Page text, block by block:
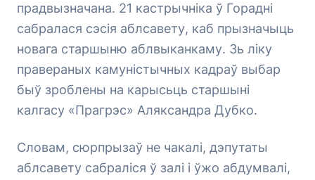
прадвызначана. 21 кастрычніка ў Горадні
сабралася сэсія аблсавету, каб прызначыць
новага старшыню аблвыканкаму. Зь ліку
правераных камуністычных кадраў выбар
быў зроблены на карысьць старшыні
калгасу «Прагрэс» Аляксандра Дубко.
Словам, сюрпрызаў не чакалі, дэпутаты
аблсавету сабраліся ў залі і ўжо абдумвалі,